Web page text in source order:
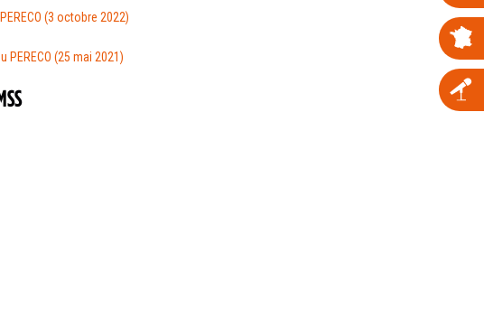
(3 octobre 2022)
PERECO (25 mai 2021)